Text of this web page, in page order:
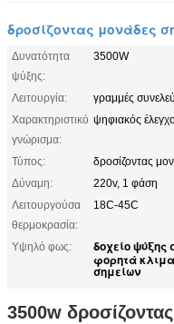
δροσίζοντας μονάδες
Δυνατότητα
ψύξης:
3500W
Λειτουργία:
γραμμές
Χαρακτηριστικό
γνώρισμα:
ψηφιακός
Τύπος:
δροσίζοντας
Δύναμη:
220v, 1 φάση
Λειτουργούσα
θερμοκρασία:
18C-45C
Υψηλό φως: δοχείο ψύξης
φορητά
σημείων
3500w